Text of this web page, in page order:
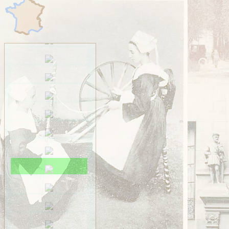
Saint-Méen
Saint-Ouen-des-Alleux
Saint-Père-Marc-en-
Poulet
Saint-Senoux
Saint-Servan
Saint-Suliac
Saint-Thurial
Saint-Énogat
Saint-Étienne-en-
Sens-de-Bretagne
Thorigné
Vezin
VITRÉ